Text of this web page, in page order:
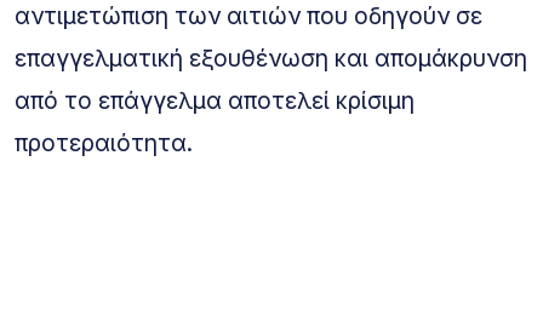
αντιμετώπιση των αιτιών που οδηγούν σε
επαγγελματική εξουθένωση και απομάκρυνση
από το επάγγελμα αποτελεί κρίσιμη
προτεραιότητα.